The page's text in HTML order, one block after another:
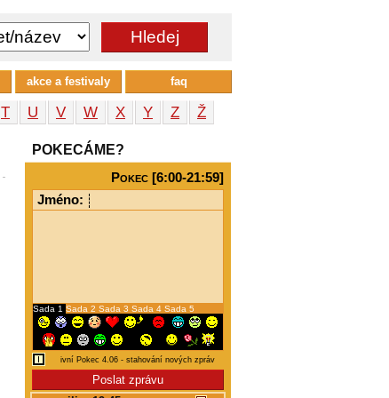
T U V W X Y Z
Ž
POKECÁME?
Pokec [6:00-21:59]
Jméno:
Sada 1 Sada 2 Sada 3 Sada 4 Sada 5
akce a festivaly faq